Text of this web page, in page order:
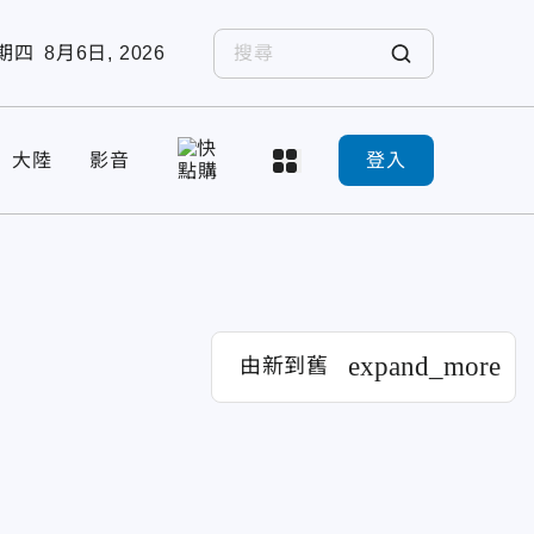
四 8月6日, 2026
大陸 影音 登入
由新到舊 expand_more